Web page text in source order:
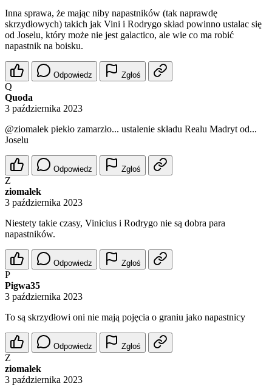
Inna sprawa, że mając niby napastników (tak naprawdę
skrzydłowych) takich jak Vini i Rodrygo skład powinno ustalac się
od Joselu, który może nie jest galactico, ale wie co ma robić
napastnik na boisku.
Odpowiedz Zgłoś
Q
Quoda
3 października 2023
@ziomalek piekło zamarzło... ustalenie składu Realu Madryt od...
Joselu
Odpowiedz Zgłoś
Z
ziomalek
3 października 2023
Niestety takie czasy, Vinicius i Rodrygo nie są dobra para
napastników.
Odpowiedz Zgłoś
P
Pigwa35
3 października 2023
To są skrzydłowi oni nie mają pojęcia o graniu jako napastnicy
Odpowiedz Zgłoś
Z
ziomalek
3 października 2023